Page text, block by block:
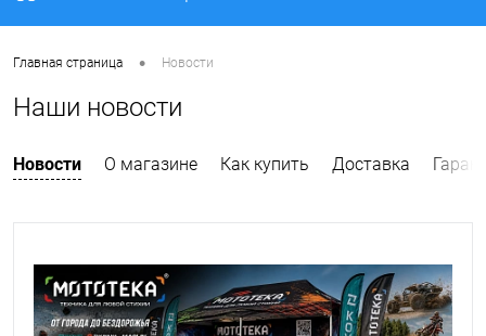
Главная страница • Новости
Наши новости
Новости О магазине Как купить Доставка